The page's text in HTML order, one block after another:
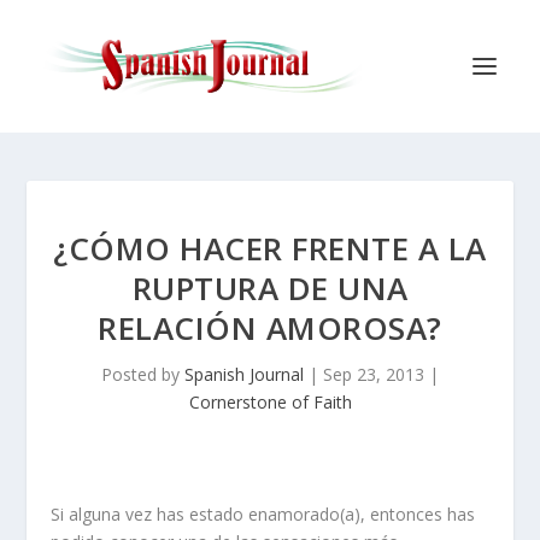
¿CÓMO HACER FRENTE A LA
RUPTURA DE UNA
RELACIÓN AMOROSA?
Posted by Spanish Journal | Sep 23, 2013 |
Cornerstone of Faith
Si alguna vez has estado enamorado(a), entonces has